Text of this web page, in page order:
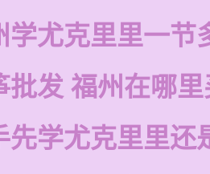
学尤克里里一节
批发 福州在哪
先学尤克里里还